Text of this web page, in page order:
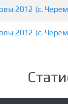
2012 (с.
2012 (с.